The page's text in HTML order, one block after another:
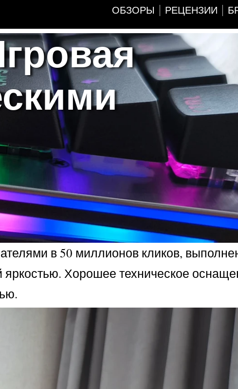
ОБЗОРЫ РЕЦЕНЗИИ
в 50 миллионов кликов,
яркостью. Хорошее техническое